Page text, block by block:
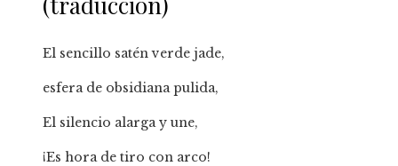
El sencillo satén verde jade,
esfera de obsidiana pulida,
El silencio alarga y une,
¡Es hora de tiro con arco!